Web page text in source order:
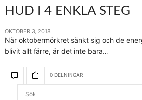
HUD I 4 ENKLA STEG
OKTOBER 3, 2018
När oktobermörkret sänkt sig och de
blivit allt färre, är det inte bara…
0 DELNINGAR